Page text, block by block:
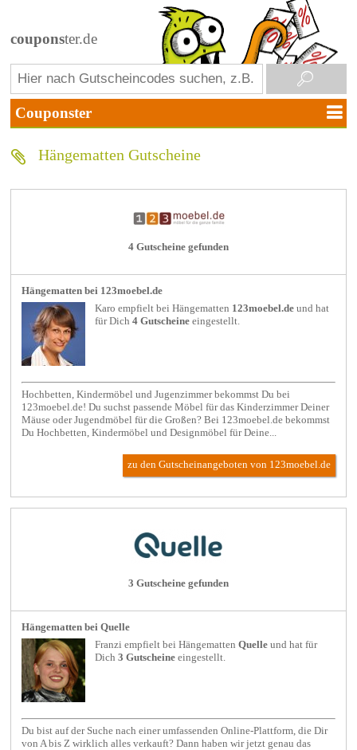
couponster.de
Hängematten Gutscheine
4 Gutscheine gefunden
Hängematten bei 123moebel.de
Karo empfielt beiHängematten 123moebel.de und hat
für Dich4 Gutscheine eingestellt.
Hochbetten, Kindermöbel und Jugenzimmer bekommst Du bei
123moebel.de! Du suchst passende Möbel für das Kinderzimmer Deiner
Mäuse oder Jugendmöbel für die Großen? Bei 123moebel.de bekommst
Du Hochbetten, Kindermöbel und Designmöbel für Deine...
zu den Gutscheinangeboten von 123moebel.de
3 Gutscheine gefunden
Hängematten bei Quelle
Franzi empfielt beiHängematten Quelle und hat für
Dich3 Gutscheine eingestellt.
Du bist auf der Suche nach einer umfassenden Online-Plattform, die Dir
von A bis Z wirklich alles verkauft? Dann haben wir jetzt genau das